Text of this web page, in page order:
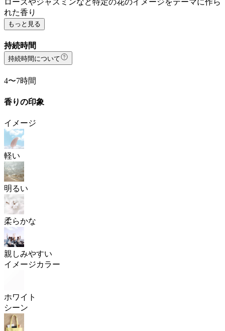
ローズやジャスミンなど特定の花のイメージをテーマに作ら
れた香り
もっと見る
持続時間
持続時間について
4〜7時間
香りの印象
イメージ
軽い
明るい
柔らかな
親しみやすい
イメージカラー
ホワイト
シーン